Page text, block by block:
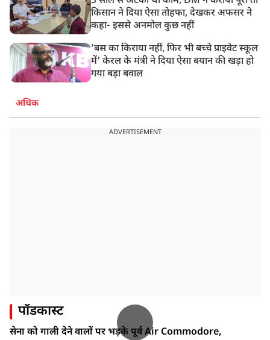
किसान ने दिया ऐसा तोहफा, देखकर अफसर ने
कहा- इससे अनमोल कुछ नहीं
'बस का किराया नहीं, फिर भी बच्चे प्राइवेट स्कूल
में' केरल के मंत्री ने दिया ऐसा बयान की खड़ा हो
गया बड़ा बवाल
अधिक
ADVERTISEMENT
पॉडकास्ट
सेना को गाली देने वालों पर भड़के पूर्व Air Commodore,